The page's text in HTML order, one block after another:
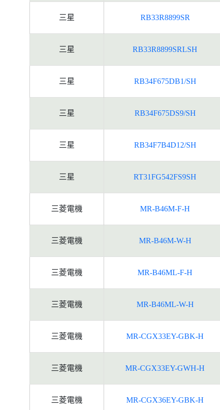
三星 RB33R8899SR
三星 RB33R8899SRLSH
三星 RB34F675DB1/SH
三星 RB34F675DS9/SH
三星 RB34F7B4D12/SH
三星 RT31FG542FS9SH
三菱電機 MR-B46M-F-H
三菱電機 MR-B46M-W-H
三菱電機 MR-B46ML-F-H
三菱電機 MR-B46ML-W-H
三菱電機 MR-CGX33EY-GBK-H
三菱電機 MR-CGX33EY-GWH-H
三菱電機 MR-CGX36EY-GBK-H